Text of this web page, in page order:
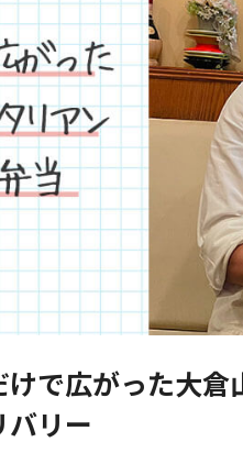
で広がった大
リー